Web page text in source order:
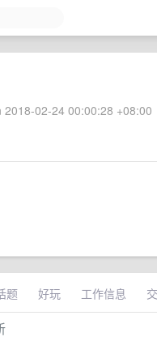
02-24 00:00:28 +08:00
题 好玩 工作信息